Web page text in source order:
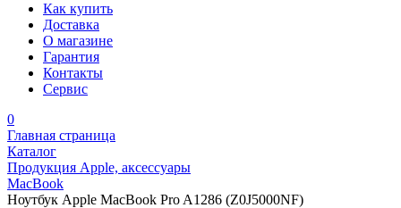
Как купить
Доставка
О магазине
Гарантия
Контакты
Сервис
0
Главная страница
Каталог
Продукция Apple, аксессуары
MacBook
Ноутбук Apple MacBook Pro A1286 (Z0J5000NF)